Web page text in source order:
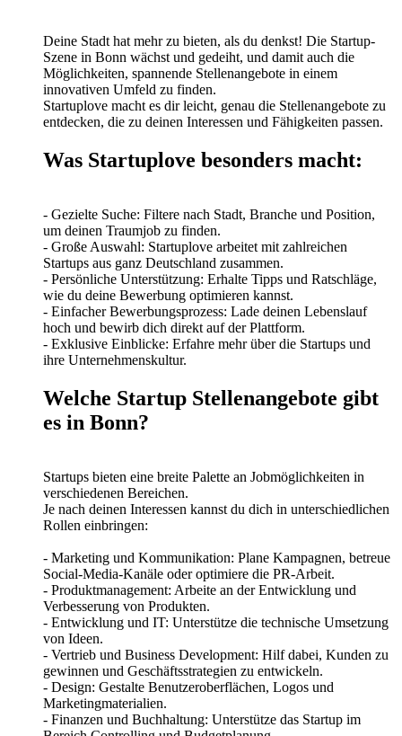
Deine Stadt hat mehr zu bieten, als du denkst! Die Startup-
Szene in Bonn wächst und gedeiht, und damit auch die
Möglichkeiten, spannende Stellenangebote in einem
innovativen Umfeld zu finden.
Startuplove macht es dir leicht, genau die Stellenangebote zu
entdecken, die zu deinen Interessen und Fähigkeiten passen.
Was Startuplove besonders macht:
- Gezielte Suche: Filtere nach Stadt, Branche und Position,
um deinen Traumjob zu finden.
- Große Auswahl: Startuplove arbeitet mit zahlreichen
Startups aus ganz Deutschland zusammen.
- Persönliche Unterstützung: Erhalte Tipps und Ratschläge,
wie du deine Bewerbung optimieren kannst.
- Einfacher Bewerbungsprozess: Lade deinen Lebenslauf
hoch und bewirb dich direkt auf der Plattform.
- Exklusive Einblicke: Erfahre mehr über die Startups und
ihre Unternehmenskultur.
Welche Startup Stellenangebote gibt
es in Bonn?
Startups bieten eine breite Palette an Jobmöglichkeiten in
verschiedenen Bereichen.
Je nach deinen Interessen kannst du dich in unterschiedlichen
Rollen einbringen:
- Marketing und Kommunikation: Plane Kampagnen, betreue
Social-Media-Kanäle oder optimiere die PR-Arbeit.
- Produktmanagement: Arbeite an der Entwicklung und
Verbesserung von Produkten.
- Entwicklung und IT: Unterstütze die technische Umsetzung
von Ideen.
- Vertrieb und Business Development: Hilf dabei, Kunden zu
gewinnen und Geschäftsstrategien zu entwickeln.
- Design: Gestalte Benutzeroberflächen, Logos und
Marketingmaterialien.
- Finanzen und Buchhaltung: Unterstütze das Startup im